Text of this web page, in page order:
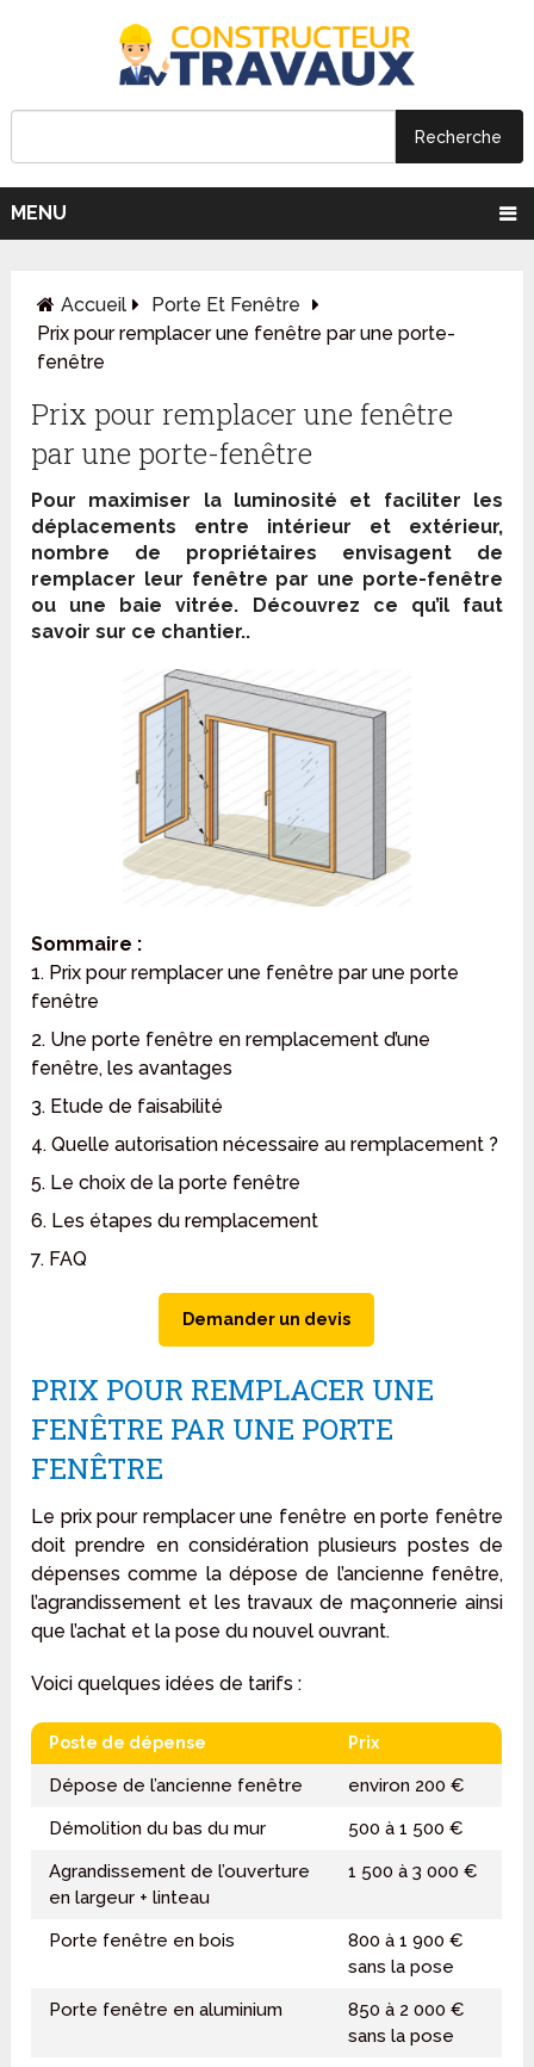
MENU
Accueil
Porte Et Fenêtre
Prix pour remplacer une fenêtre par une porte-
fenêtre
Prix pour remplacer une fenêtre
par une porte-fenêtre
Pour maximiser la luminosité et faciliter les
déplacements entre intérieur et extérieur,
nombre de propriétaires envisagent de
remplacer leur fenêtre par une porte-fenêtre
ou une baie vitrée. Découvrez ce qu’il faut
savoir sur ce chantier..
Sommaire :
1. Prix pour remplacer une fenêtre par une porte
fenêtre
2. Une porte fenêtre en remplacement d’une
fenêtre, les avantages
3. Etude de faisabilité
4. Quelle autorisation nécessaire au remplacement ?
5. Le choix de la porte fenêtre
6. Les étapes du remplacement
7. FAQ
Demander un devis
PRIX POUR REMPLACER UNE
FENÊTRE PAR UNE PORTE
FENÊTRE
Le prix pour remplacer une fenêtre en porte fenêtre
doit prendre en considération plusieurs postes de
dépenses comme la dépose de l’ancienne fenêtre,
l’agrandissement et les travaux de maçonnerie ainsi
que l’achat et la pose du nouvel ouvrant.
Voici quelques idées de tarifs :
Poste de dépense Prix
Dépose de l’ancienne fenêtre
environ 200 €
Démolition du bas du mur
500 à 1 500 €
Agrandissement de l’ouverture
en largeur + linteau
1 500 à 3 000 €
Porte fenêtre en bois
800 à 1 900 €
sans la pose
Porte fenêtre en aluminium
850 à 2 000 €
sans la pose